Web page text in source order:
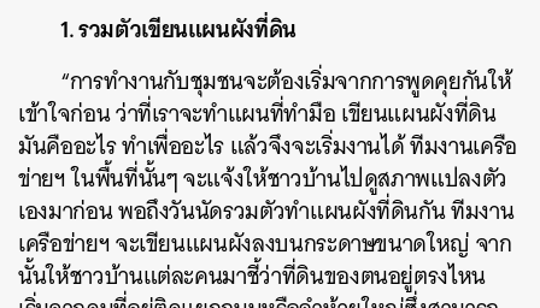
1. รวมตัวเขียนแผนผังที่ดิน
“การทำงานกับชุมชนจะต้องเริ่มจากการพูดคุยกันให้
เข้าใจก่อน ว่าที่เราจะทำแผนที่ทำมือ เขียนแผนผังที่ดิน
มันคืออะไร ทำเพื่ออะไร แล้วจึงจะเริ่มงานได้ ทีมงานเครือ
ข่ายฯ ในพื้นที่นั้นๆ จะแจ้งให้ชาวบ้านไปดูสภาพแปลงตัว
เองมาก่อน พอถึงวันนัดรวมตัวทำแผนผังที่ดินกัน ทีมงาน
เครือข่ายฯ จะเขียนแผนผังลงบนกระดาษขนาดใหญ่ จาก
นั้นให้ชาวบ้านแต่ละคนมาชี้ว่าที่ดินของตนอยู่ตรงไหน